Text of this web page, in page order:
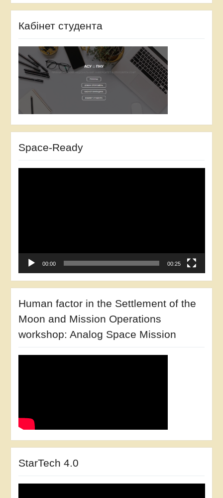
Кабінет студента
Space-Ready
00:00 00:25
Human factor in the Settlement of the
Moon and Mission Operations
workshop: Analog Space Mission
StarTech 4.0